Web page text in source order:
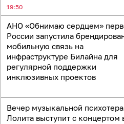
19:50
АНО «Обнимаю сердцем»
России запустила
мобильную связь на
инфраструктуре Билайна для
регулярной поддержки
инклюзивных проектов
Вечер музыкальной
Лолита выступит с концертом